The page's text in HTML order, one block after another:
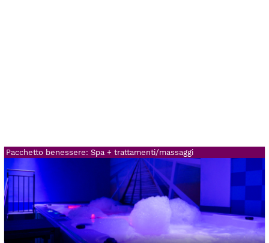
Pacchetto benessere: Spa + trattamenti/massaggi